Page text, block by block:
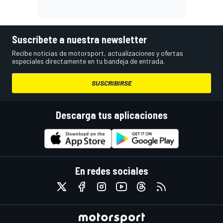
Suscríbete a nuestra newsletter
Recibe noticias de motorsport, actualizaciones y ofertas
especiales directamente en tu bandeja de entrada.
SUSCRIBIRSE
Descarga tus aplicaciones
En redes sociales